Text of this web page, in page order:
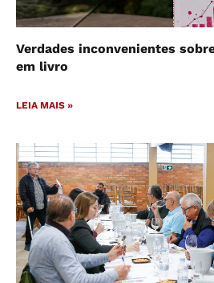
Verdades inconvenientes
em livro
LEIA MAIS »